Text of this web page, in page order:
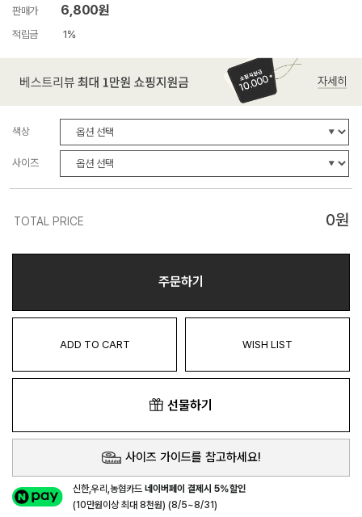
판매가 6,800원
적립금 1%
색상
사이즈
TOTAL PRICE 0원
주문하기
ADD TO CART WISH LIST
선물하기
사이즈 가이드를 참고하세요!
신한,우리,농협카드네이버페이 결제시 5%할인
(10만원이상 최대 8천원) (8/5~8/31)